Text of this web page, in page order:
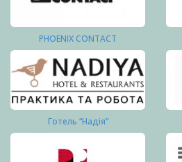
PHOENIX CONTACT
Готель “Надія”